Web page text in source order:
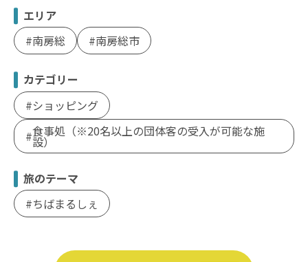
エリア
南房総
南房総市
カテゴリー
ショッピング
食事処（※20名以上の団体客の受入が可能な施
設）
旅のテーマ
ちばまるしぇ